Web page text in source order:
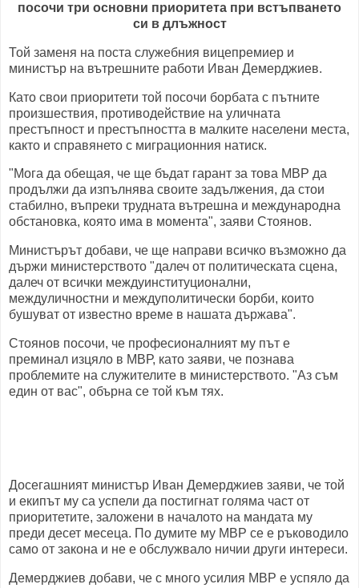
посочи три основни приоритета при встъпването
си в длъжност
Той заменя на поста служебния вицепремиер и
министър на вътрешните работи Иван Демерджиев.
Като свои приоритети той посочи борбата с пътните
произшествия, противодействие на уличната
престъпност и престъпността в малките населени места,
както и справянето с миграционния натиск.
"Мога да обещая, че ще бъдат гарант за това МВР да
продължи да изпълнява своите задължения, да стои
стабилно, въпреки трудната вътрешна и международна
обстановка, която има в момента", заяви Стоянов.
Министърът добави, че ще направи всичко възможно да
държи министерството "далеч от политическата сцена,
далеч от всички междуинституционални,
междуличностни и междуполитически борби, които
бушуват от известно време в нашата държава".
Стоянов посочи, че професионалният му път е
преминал изцяло в МВР, като заяви, че познава
проблемите на служителите в министерството. "Аз съм
един от вас", обърна се той към тях.
Досегашният министър Иван Демерджиев заяви, че той
и екипът му са успели да постигнат голяма част от
приоритетите, заложени в началото на мандата му
преди десет месеца. По думите му МВР се е ръководило
само от закона и не е обслужвало ничии други интереси.
Демерджиев добави, че с много усилия МВР е успяло да